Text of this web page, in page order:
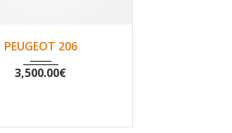
Non 109492
PEUGEOT 206
3,500.00€